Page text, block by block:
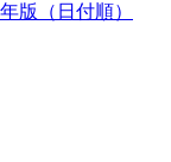
版（日付順）